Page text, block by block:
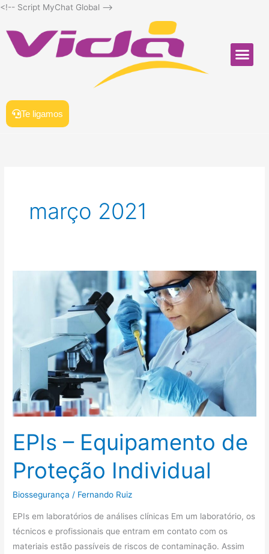
<!-- Script MyChat Global -->
Ir
conteúdo
Te ligamos
março 2021
EPIs – Equipamento de
Proteção Individual
Biossegurança / Fernando Ruiz
EPIs em laboratórios de análises clínicas Em um laboratório, os
técnicos e profissionais que entram em contato com os
materiais estão passíveis de riscos de contaminação. Assim
Equipamento
Proteção
Individual